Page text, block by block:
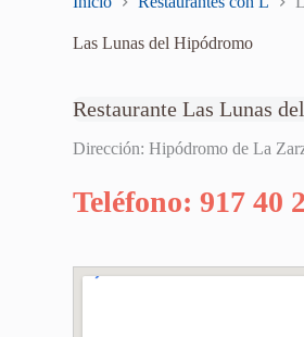
Las Lunas del Hipódromo
Restaurante Las Lunas
Dirección: Hipódromo de La
Teléfono: 917 40